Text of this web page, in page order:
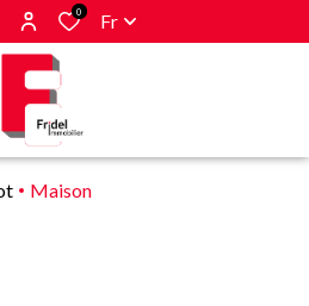
0 Fr
Maison